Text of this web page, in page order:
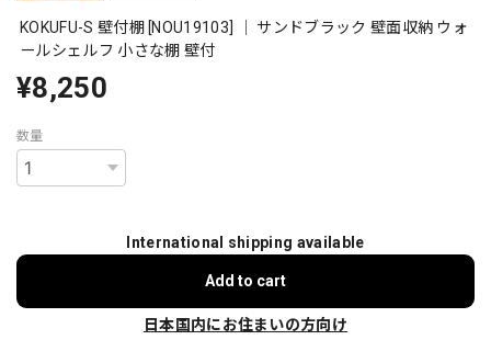
KOKUFU-S 壁付棚 [NOU19103] ｜ サンドブラック 壁面収納 ウォ
ールシェルフ 小さな棚 壁付
¥8,250
数量
International shipping available
Add to cart
日本国内にお住まいの方向け